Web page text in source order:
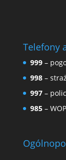
Telefony
999–
998–
997–
985–